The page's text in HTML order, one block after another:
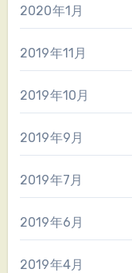
2020年1月
2019年11月
2019年10月
2019年9月
2019年7月
2019年6月
2019年4月